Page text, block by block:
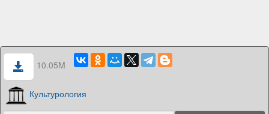
10.05M
Культурология